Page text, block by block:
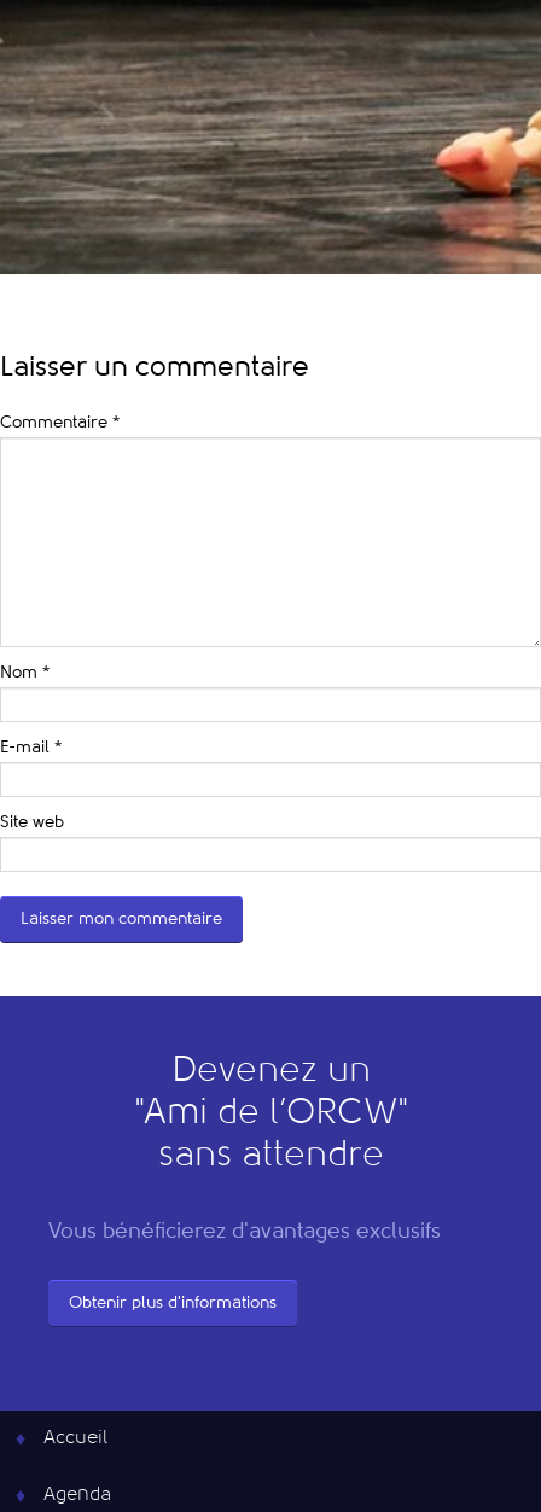
Laisser un commentaire
Commentaire *
Nom *
E-mail *
Site web
Devenez un
"Ami de l’ORCW"
sans attendre
Vous bénéficierez d'avantages exclusifs
Obtenir plus d'informations
Accueil
Agenda